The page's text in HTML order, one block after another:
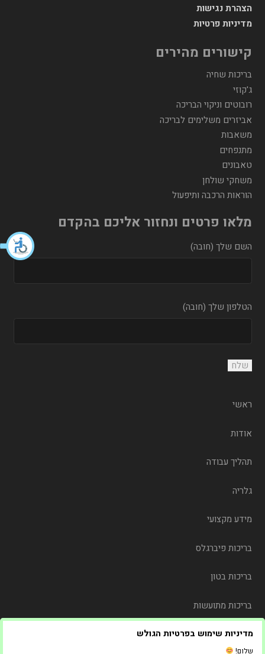
מדיניות שימוש בפרטיות הגולש
שלום!
הצהרת נגישות
מדיניות פרטיות
קישורים מהירים
בריכות שחיה
ג'קוזי
רובוטים וניקוי הבריכה
אביזרים משלימים לבריכה
משאבות
מתנפחים
טאבונים
משחקי שולחן
הוראות הרכבה ותיפעול
מלאו פרטים ונחזור אליכם בהקדם
השם שלך (חובה)
הטלפון שלך (חובה)
ראשי
אודות
תהליך עבודה
גלריה
מידע מקצועי
בריכות פיברגלס
בריכות בטון
בריכות מתועשות
משלוח